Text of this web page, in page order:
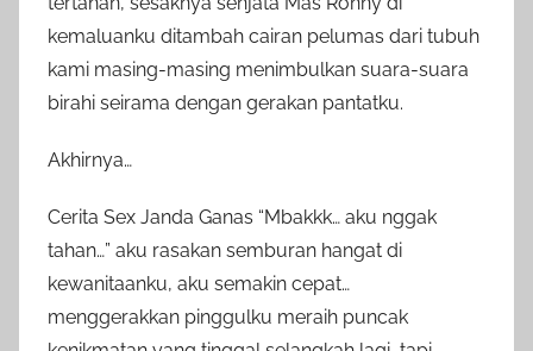
kemaluanku ditambah cairan pelumas dari tubuh
kami masing-masing menimbulkan suara-suara
birahi seirama dengan gerakan pantatku.
Akhirnya…
Cerita Sex Janda Ganas “Mbakkk… aku nggak
tahan…” aku rasakan semburan hangat di
kewanitaanku, aku semakin cepat…
menggerakkan pinggulku meraih puncak